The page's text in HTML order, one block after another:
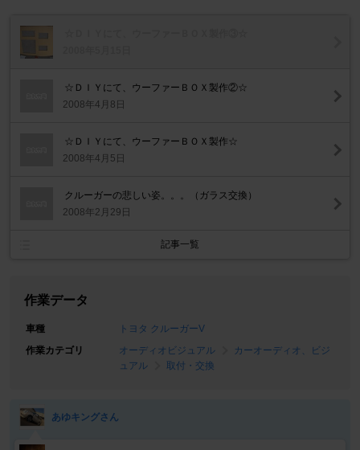
☆ＤＩＹにて、ウーファーＢＯＸ製作②☆
2008年4月8日
☆ＤＩＹにて、ウーファーＢＯＸ製作☆
2008年4月5日
クルーガーの悲しい姿。。。（ガラス交換）
2008年2月29日
記事一覧
作業データ
車種
トヨタ クルーガーV
作業カテゴリ
オーディオビジュアル
カーオーディオ、ビジ
ュアル
取付・交換
あゆキングさん